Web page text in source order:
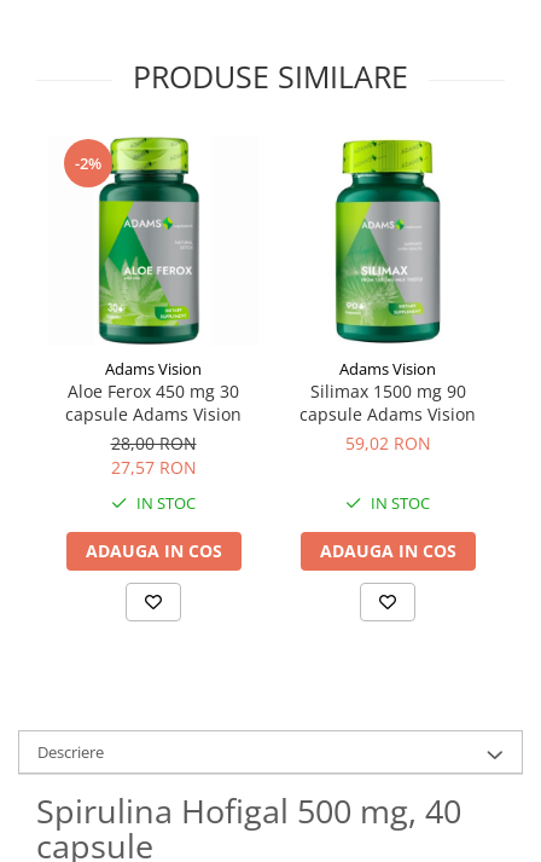
PRODUSE SIMILARE
-2%
Adams Vision
Aloe Ferox 450 mg 30
capsule Adams Vision
28,00 RON
27,57 RON
IN STOC
ADAUGA IN COS
Adams Vision
Silimax 1500 mg 90
capsule Adams Vision
59,02 RON
IN STOC
ADAUGA IN COS
Descriere
Spirulina Hofigal 500 mg, 40
capsule